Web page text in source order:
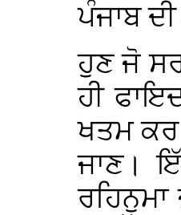
ਪੰਜਾਬ
ਹੁਣ ਜੋ
ਹੀ
ਖਤਮ ਕਰ
ਜਾਣ।
ਰਹਿਨੁਮਾ